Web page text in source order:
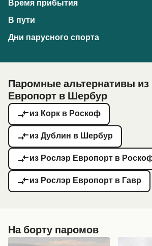
Паромные альтернативы из
Европорт в Шербур
из Корк в Роскоф
из Дублин в Шербур
из Рослэр Европорт в
из Рослэр Европорт в Гавр
На борту паромов